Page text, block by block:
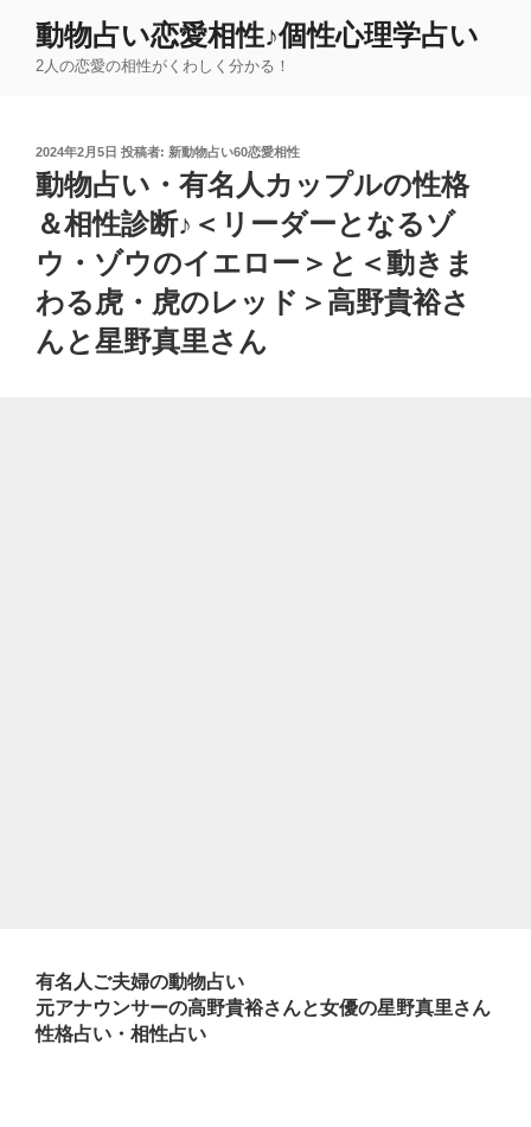
動物占い恋愛相性♪個性心理学占い
2人の恋愛の相性がくわしく分かる！
投
稿
日:
2024年2月5日 投稿者: 新動物占い60恋愛相性
動物占い・有名人カップルの性格
＆相性診断♪＜リーダーとなるゾ
ウ・ゾウのイエロー＞と＜動きま
わる虎・虎のレッド＞高野貴裕さ
んと星野真里さん
有名人ご夫婦の動物占い
元アナウンサーの高野貴裕さんと女優の星野真里さん
性格占い・相性占い